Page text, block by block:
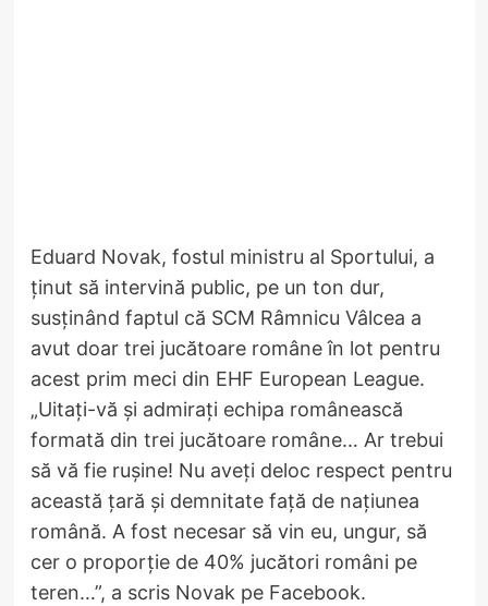
Eduard Novak, fostul ministru al Sportului, a
ținut să intervină public, pe un ton dur,
susținând faptul că SCM Râmnicu Vâlcea a
avut doar trei jucătoare române în lot pentru
acest prim meci din EHF European League.
„Uitați-vă și admirați echipa românească
formată din trei jucătoare române… Ar trebui
să vă fie rușine! Nu aveți deloc respect pentru
această țară și demnitate față de națiunea
română. A fost necesar să vin eu, ungur, să
cer o proporție de 40% jucători români pe
teren…”, a scris Novak pe Facebook.